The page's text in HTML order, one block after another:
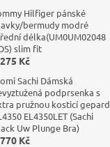
Hilfiger pánské
bermudy modré
délka(UM0UM02048
slim fit
Kč
Sachi Dámská
podprsenka s
pružnou kosticí gepard
EL4350LET (Sachi
Uw Plunge Bra)
Kč